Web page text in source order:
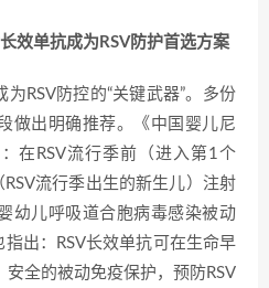
效单抗成为RSV防护首选方案
RSV防控的“关键武器”。多份
做出明确推荐。《中国婴儿尼
在RSV流行季前（进入第1个
流行季出生的新生儿）注射
幼儿呼吸道合胞病毒感染被动
指出：RSV长效单抗可在生命早
全的被动免疫保护，预防RSV